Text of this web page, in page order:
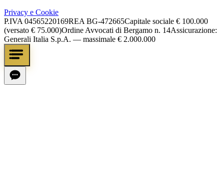
Privacy e Cookie
P.IVA 04565220169REA BG-472665Capitale sociale € 100.000
(versato € 75.000)Ordine Avvocati di Bergamo n. 14Assicurazione:
Generali Italia S.p.A. — massimale € 2.000.000